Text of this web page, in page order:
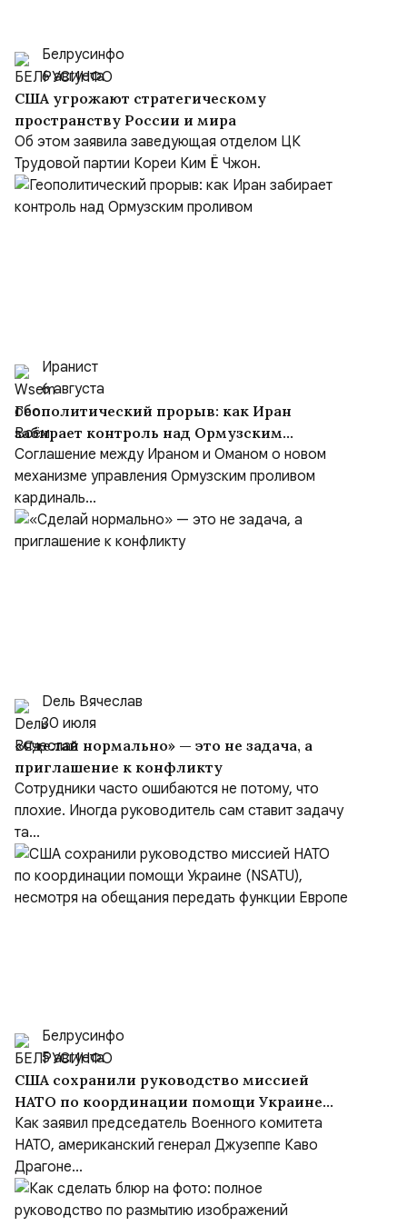
Белрусинфо
6 августа
США угрожают стратегическому
пространству России и мира
Об этом заявила заведующая отделом ЦК
Трудовой партии Кореи Ким Ё Чжон.
Иранист
6 августа
Геополитический прорыв: как Иран
забирает контроль над Ормузским
проливом
Соглашение между Ираном и Оманом о новом
механизме управления Ормузским проливом
кардиналь...
Dель Вячеслав
30 июля
«Сделай нормально» — это не задача, а
приглашение к конфликту
Сотрудники часто ошибаются не потому, что
плохие. Иногда руководитель сам ставит задачу
та...
Белрусинфо
5 августа
США сохранили руководство миссией
НАТО по координации помощи Украине
(NSATU), несмотря на обещания передать
функции Европе
Как заявил председатель Военного комитета
НАТО, американский генерал Джузеппе Каво
Драгоне...